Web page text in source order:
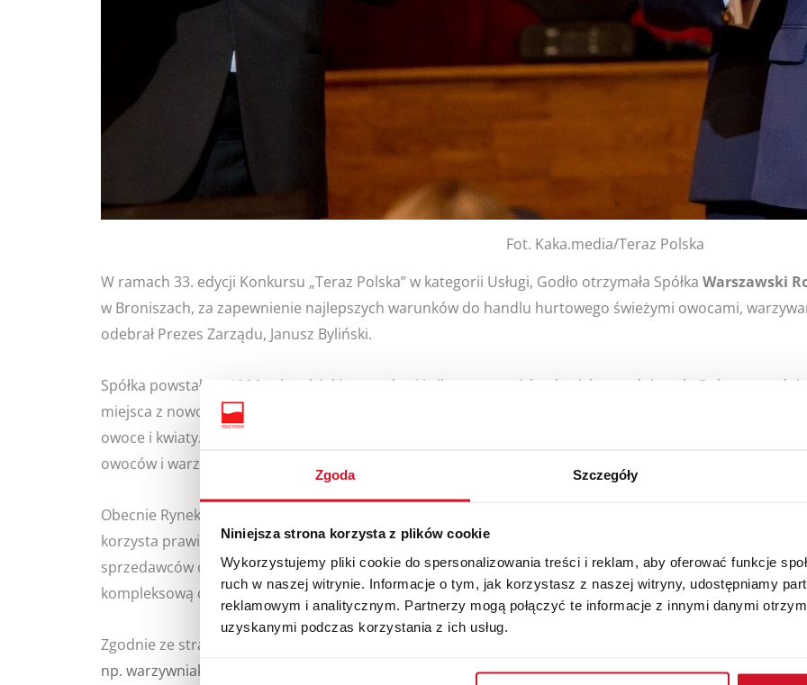
Zgoda Szczegóły
Niniejsza strona korzysta z plików cookie
Wykorzystujemy pliki cookie do spersonalizowania treści i reklam, aby oferować funkcje
ruch w naszej witrynie. Informacje o tym, jak korzystasz z naszej witryny, udostępniamy
reklamowym i analitycznym. Partnerzy mogą połączyć te informacje z innymi danymi
uzyskanymi podczas korzystania z ich usług.
Fot. Kaka.media/Teraz Polska
W ramach 33. edycji Konkursu „Teraz Polska” w kategorii Usługi, Godło otrzymała Spółka Warszawski
w Broniszach, za zapewnienie najlepszych warunków do handlu hurtowego świeżymi owocami,
odebrał Prezes Zarządu, Janusz Byliński.
Spółka powstała w 1996 roku, dzięki pomysłowi i sile sprawczej środowisk ogrodniczych. Polscy
miejsca z nowoczesną infrastrukturą, w celu sprzedaży swoich towarów, a Warszawa i całe Mazowsze
owoce i kwiaty. I tak powstały
, które na przestrzeni lat, nie tylko utrzymały pozycję lidera
owoców i warzyw, ale dalej rozwijają się i poszerzają zakres działalności.
Obecnie Rynek Hurtowy
to „małe miasteczko”, które na 62 hektarach tętni życiem przez
korzysta prawie 20 tys. małych, rodzinnych gospodarstw ogrodniczych. W 11 targowych halach własne
sprzedawców owoców, warzyw oraz kwiatów i dodatków florystycznych. Spółka systematycznie
kompleksową działalność marketingową.
Zgodnie ze strategią „Prosto z pola na stół”
np. warzywniaki, stragany bazarowe, HoReCa. To miejsce, gdzie następuje „zderzenie” podaży i